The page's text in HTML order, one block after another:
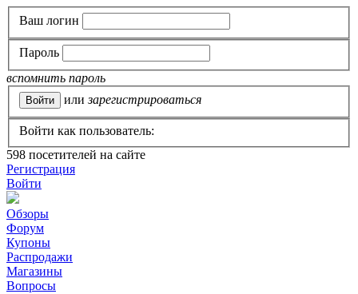
Ваш логин
Пароль
вспомнить пароль
или зарегистрироваться
Войти как пользователь:
598 посетителей на сайте
Регистрация
Войти
Обзоры
Форум
Купоны
Распродажи
Магазины
Вопросы